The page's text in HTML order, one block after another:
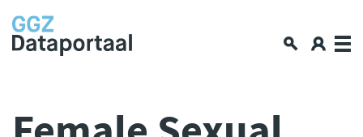
Over GGZ Dataportaal